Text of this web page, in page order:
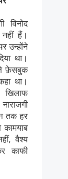
विनोद
हैं।
उन्होंने
था।
फ़ेसबुक
था।
तक हर
वैश्य
काफी